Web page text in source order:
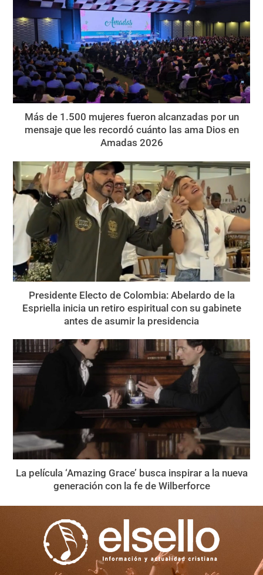
Más de 1.500 mujeres fueron alcanzadas por un
mensaje que les recordó cuánto las ama Dios en
Amadas 2026
Presidente Electo de Colombia: Abelardo de la
Espriella inicia un retiro espiritual con su gabinete
antes de asumir la presidencia
La película ‘Amazing Grace’ busca inspirar a la nueva
generación con la fe de Wilberforce